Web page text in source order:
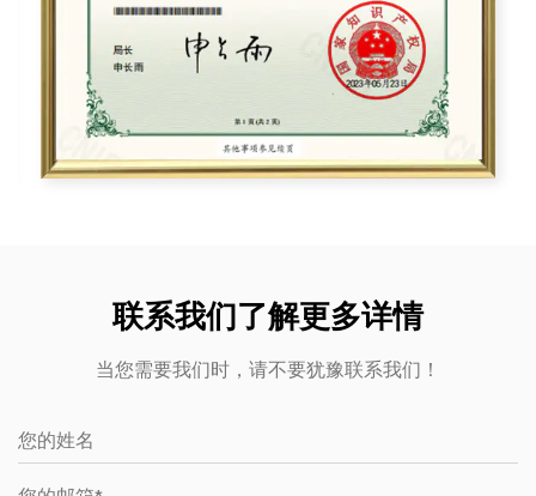
联系我们了解更多详情
当您需要我们时，请不要犹豫联系我们！